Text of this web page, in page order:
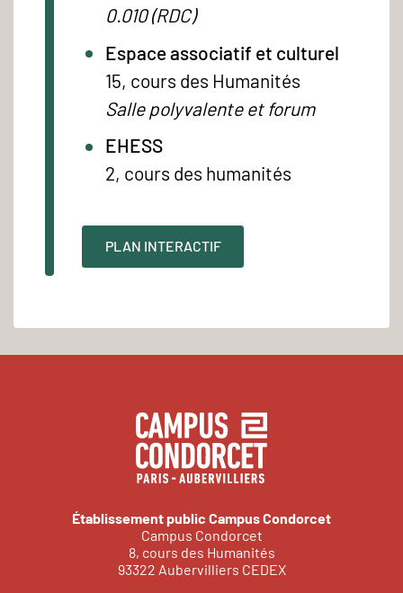
0.010 (RDC)
Espace associatif et culturel
15, cours des Humanités
Salle polyvalente et forum
EHESS
2, cours des humanités
PLAN INTERACTIF
Établissement public Campus Condorcet
Campus Condorcet
8, cours des Humanités
93322 Aubervilliers CEDEX